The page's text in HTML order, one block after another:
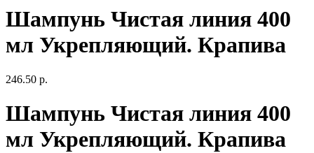
Шампунь Чистая линия 400
мл Укрепляющий. Крапива
246.50 р.
Шампунь Чистая линия 400
мл Укрепляющий. Крапива